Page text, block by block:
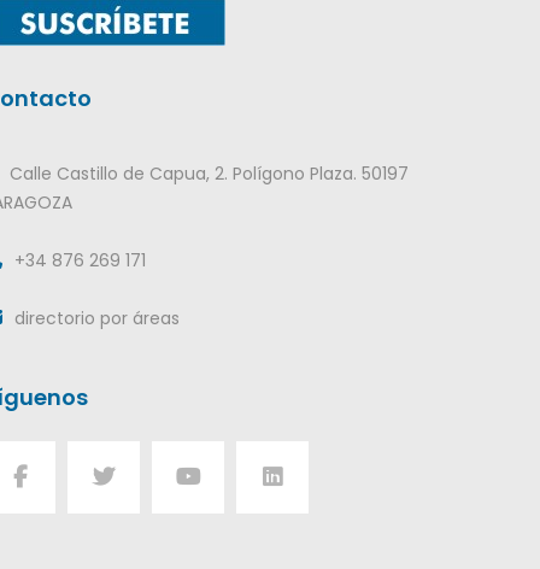
Calle Castillo de Capua, 2. Polígono Plaza. 50197
+34 876 269 171
directorio por áreas